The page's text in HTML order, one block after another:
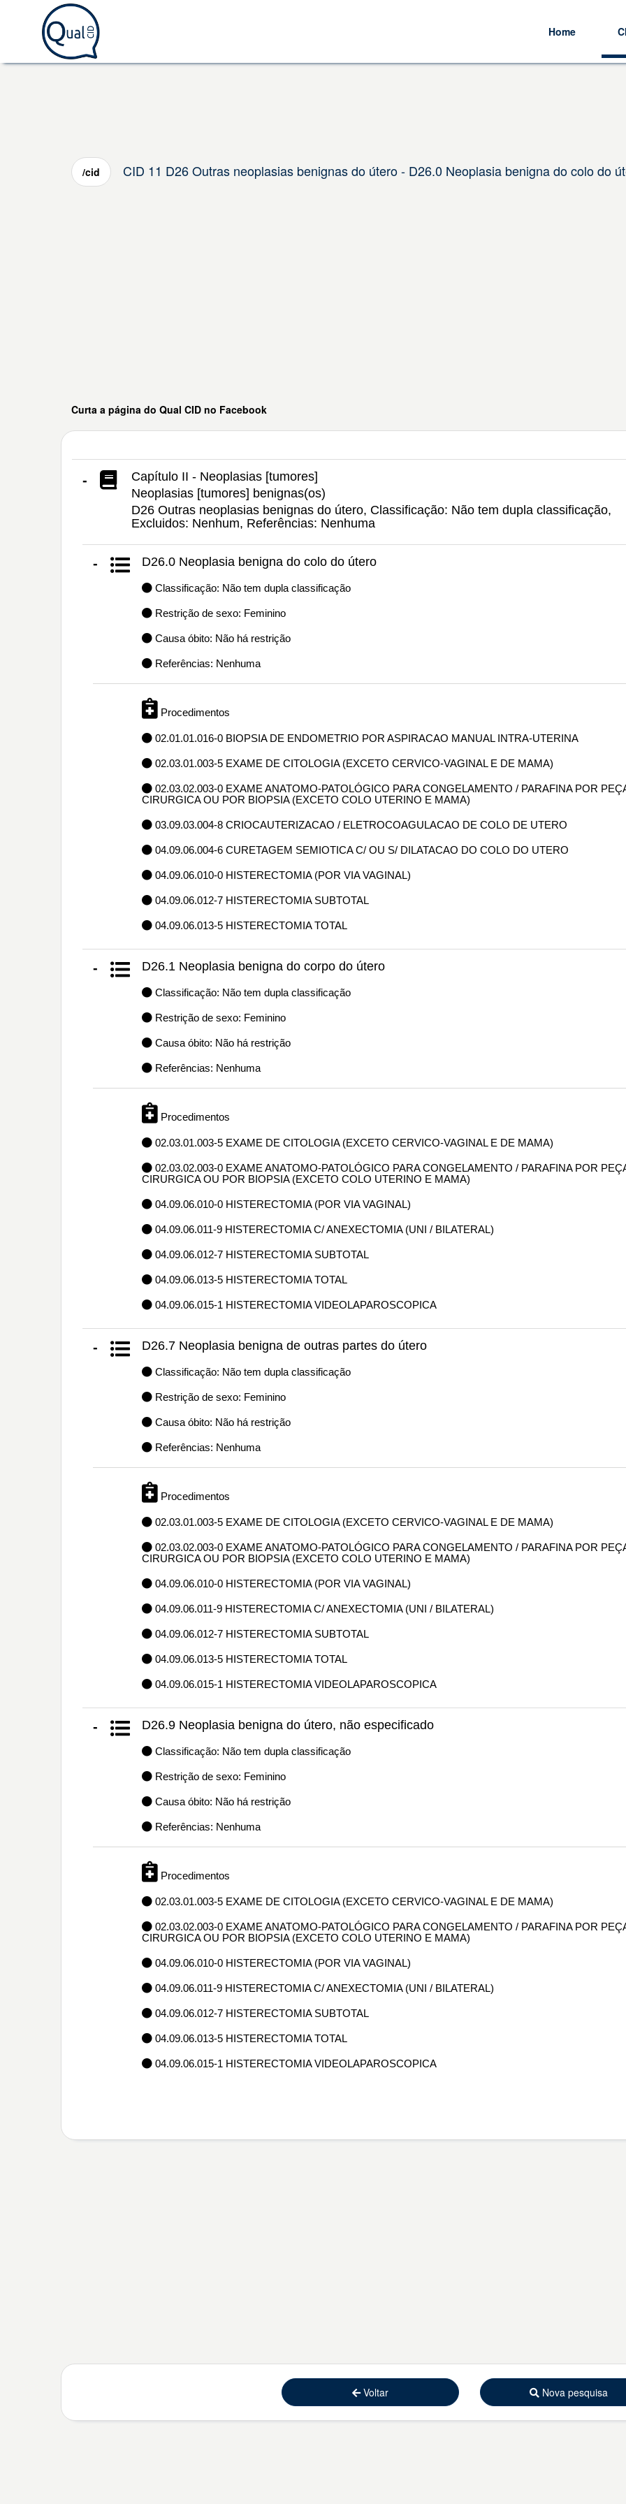
Home
/cid CID 11 D26 Outras neoplasias benignas do útero - D26.0 Neoplasia benigna do colo do
Curta a página do Qual CID no Facebook
-
Capítulo II - Neoplasias [tumores]
Neoplasias [tumores] benignas(os)
D26 Outras neoplasias benignas do útero, Classificação: Não tem dupla classificação,
Excluidos: Nenhum, Referências: Nenhuma
- D26.0 Neoplasia benigna do colo do útero
Classificação: Não tem dupla classificação
Restrição de sexo: Feminino
Causa óbito: Não há restrição
Referências: Nenhuma
Procedimentos
02.01.01.016-0 BIOPSIA DE ENDOMETRIO POR ASPIRACAO MANUAL INTRA-UTERINA
02.03.01.003-5 EXAME DE CITOLOGIA (EXCETO CERVICO-VAGINAL E DE MAMA)
02.03.02.003-0 EXAME ANATOMO-PATOLÓGICO PARA CONGELAMENTO / PARAFINA POR
CIRURGICA OU POR BIOPSIA (EXCETO COLO UTERINO E MAMA)
03.09.03.004-8 CRIOCAUTERIZACAO / ELETROCOAGULACAO DE COLO DE UTERO
04.09.06.004-6 CURETAGEM SEMIOTICA C/ OU S/ DILATACAO DO COLO DO UTERO
04.09.06.010-0 HISTERECTOMIA (POR VIA VAGINAL)
04.09.06.012-7 HISTERECTOMIA SUBTOTAL
04.09.06.013-5 HISTERECTOMIA TOTAL
- D26.1 Neoplasia benigna do corpo do útero
Classificação: Não tem dupla classificação
Restrição de sexo: Feminino
Causa óbito: Não há restrição
Referências: Nenhuma
Procedimentos
02.03.01.003-5 EXAME DE CITOLOGIA (EXCETO CERVICO-VAGINAL E DE MAMA)
02.03.02.003-0 EXAME ANATOMO-PATOLÓGICO PARA CONGELAMENTO / PARAFINA POR
CIRURGICA OU POR BIOPSIA (EXCETO COLO UTERINO E MAMA)
04.09.06.010-0 HISTERECTOMIA (POR VIA VAGINAL)
04.09.06.011-9 HISTERECTOMIA C/ ANEXECTOMIA (UNI / BILATERAL)
04.09.06.012-7 HISTERECTOMIA SUBTOTAL
04.09.06.013-5 HISTERECTOMIA TOTAL
04.09.06.015-1 HISTERECTOMIA VIDEOLAPAROSCOPICA
- D26.7 Neoplasia benigna de outras partes do útero
Classificação: Não tem dupla classificação
Restrição de sexo: Feminino
Causa óbito: Não há restrição
Referências: Nenhuma
Procedimentos
02.03.01.003-5 EXAME DE CITOLOGIA (EXCETO CERVICO-VAGINAL E DE MAMA)
02.03.02.003-0 EXAME ANATOMO-PATOLÓGICO PARA CONGELAMENTO / PARAFINA POR
CIRURGICA OU POR BIOPSIA (EXCETO COLO UTERINO E MAMA)
04.09.06.010-0 HISTERECTOMIA (POR VIA VAGINAL)
04.09.06.011-9 HISTERECTOMIA C/ ANEXECTOMIA (UNI / BILATERAL)
04.09.06.012-7 HISTERECTOMIA SUBTOTAL
04.09.06.013-5 HISTERECTOMIA TOTAL
04.09.06.015-1 HISTERECTOMIA VIDEOLAPAROSCOPICA
- D26.9 Neoplasia benigna do útero, não especificado
Classificação: Não tem dupla classificação
Restrição de sexo: Feminino
Causa óbito: Não há restrição
Referências: Nenhuma
Procedimentos
02.03.01.003-5 EXAME DE CITOLOGIA (EXCETO CERVICO-VAGINAL E DE MAMA)
02.03.02.003-0 EXAME ANATOMO-PATOLÓGICO PARA CONGELAMENTO / PARAFINA POR
CIRURGICA OU POR BIOPSIA (EXCETO COLO UTERINO E MAMA)
04.09.06.010-0 HISTERECTOMIA (POR VIA VAGINAL)
04.09.06.011-9 HISTERECTOMIA C/ ANEXECTOMIA (UNI / BILATERAL)
04.09.06.012-7 HISTERECTOMIA SUBTOTAL
04.09.06.013-5 HISTERECTOMIA TOTAL
04.09.06.015-1 HISTERECTOMIA VIDEOLAPAROSCOPICA
Voltar Nova pesquisa